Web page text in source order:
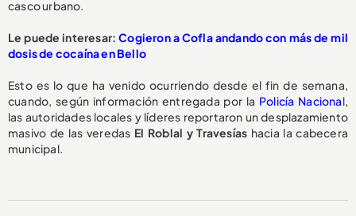
casco urbano.
Le puede interesar:Cogieron a Cofla andando con más de mil
dosis de cocaína en Bello
Esto es lo que ha venido ocurriendo desde el fin de semana,
cuando, según información entregada por la Policía Nacional,
las autoridades locales y líderes reportaron un desplazamiento
masivo de las veredas El Roblal y Travesías hacia la cabecera
municipal.